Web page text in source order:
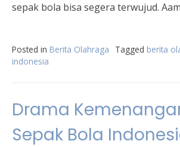
sepak bola bisa segera terwujud.
Posted in Berita Olahraga Tagged berita
indonesia
Drama
Sepak Bola